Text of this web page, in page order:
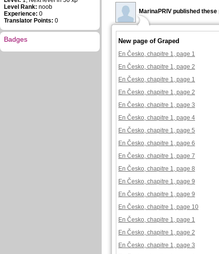
Level Rank: noob
Experience: 0
Translator Points: 0
Badges
MarinaPRIV published these
New page of Graped
En Česko, chapitre 1, page 1
En Česko, chapitre 1, page 2
En Česko, chapitre 1, page 1
En Česko, chapitre 1, page 2
En Česko, chapitre 1, page 3
En Česko, chapitre 1, page 4
En Česko, chapitre 1, page 5
En Česko, chapitre 1, page 6
En Česko, chapitre 1, page 7
En Česko, chapitre 1, page 8
En Česko, chapitre 1, page 9
En Česko, chapitre 1, page 9
En Česko, chapitre 1, page 10
En Česko, chapitre 1, page 1
En Česko, chapitre 1, page 2
En Česko, chapitre 1, page 3